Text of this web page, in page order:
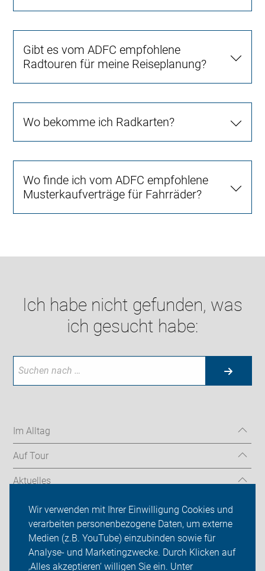
Wir verwenden mit Ihrer Einwilligung Cookies und
verarbeiten personenbezogene Daten, um externe
Medien (z.B. YouTube) einzubinden sowie für
Analyse- und Marketingzwecke. Durch Klicken auf
‚Alles akzeptieren‘ willigen Sie ein. Unter
Gibt es vom ADFC empfohlene
Radtouren für meine Reiseplanung?
Wo bekomme ich Radkarten?
Wo finde ich vom ADFC empfohlene
Musterkaufverträge für Fahrräder?
Ich habe nicht gefunden, was
ich gesucht habe:
Im Alltag
Auf Tour
Aktuelles
Über uns
Mitgliedschaft
Fachwissen